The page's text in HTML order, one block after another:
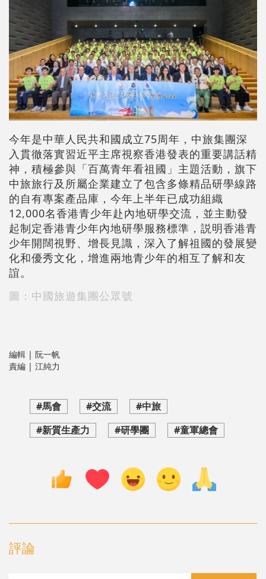
今年是中華人民共和國成立75周年，中旅集團深
入貫徹落實習近平主席視察香港發表的重要講話精
神，積極參與「百萬青年看祖國」主題活動，旗下
中旅旅行及所屬企業建立了包含多條精品研學線路
的自有專案產品庫，今年上半年已成功組織
12,000名香港青少年赴內地研學交流，並主動發
起制定香港青少年內地研學服務標準，説明香港青
少年開闊視野、增長見識，深入了解祖國的發展變
化和優秀文化，增進兩地青少年的相互了解和友
誼。
圖：中國旅遊集團公眾號
編輯 | 阮一帆
責編 | 江純力
#馬會 #交流
#中旅
#新質生產力
#研學團 #童軍總會
評論